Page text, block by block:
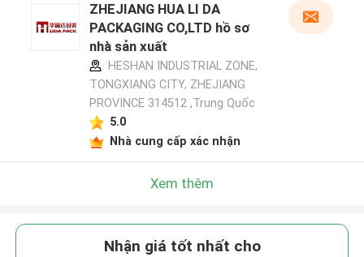
ZHEJIANG HUA LI DA
PACKAGING CO,LTD hồ sơ
nhà sản xuất
HESHAN INDUSTRIAL ZONE,
TONGXIANG CITY, ZHEJIANG
PROVINCE 314512 ,Trung Quốc
5.0
Nhà cung cấp xác nhận
Xem thêm
Nhận giá tốt nhất cho